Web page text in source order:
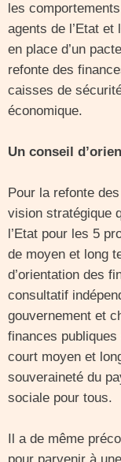
les
agents de l’Etat
en place d’un
refonte des
caisses de
économique.
Un conseil
Pour la refonte
vision stratégique
l’Etat pour les 5
de moyen et long
d’orientation des
consultatif
gouvernement et
finances
court moyen et
souveraineté du
sociale pour tous.
Il a de même